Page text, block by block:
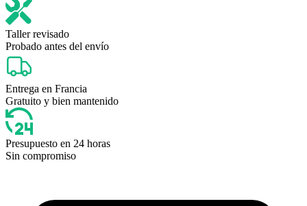
Taller revisado
Probado antes del envío
Entrega en Francia
Gratuito y bien mantenido
Presupuesto en 24 horas
Sin compromiso